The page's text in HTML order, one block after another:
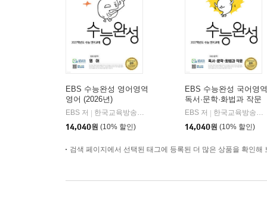
EBS 수능완성 영어영역
영어 (2026년)
EBS 저
한국교육방송공사
14,040원 (10% 할인)
EBS 수능완성 국어영역
독서·문학·화법과 작문
(2026년)
EBS 저
한국교육방송공사
14,040원 (10% 할인)
검색 페이지에서 선택된 태그에 등록된 더 많은 상품을 확인해